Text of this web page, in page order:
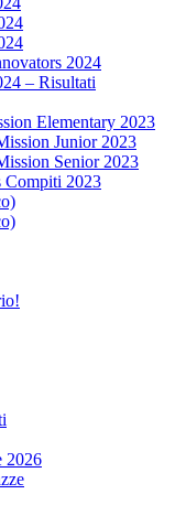
2024
– Risultati
Elementary 2023
Junior 2023
Senior 2023
Compiti 2023
2026